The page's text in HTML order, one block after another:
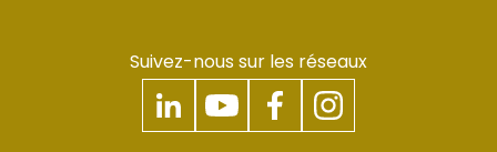
Suivez-nous sur les réseaux